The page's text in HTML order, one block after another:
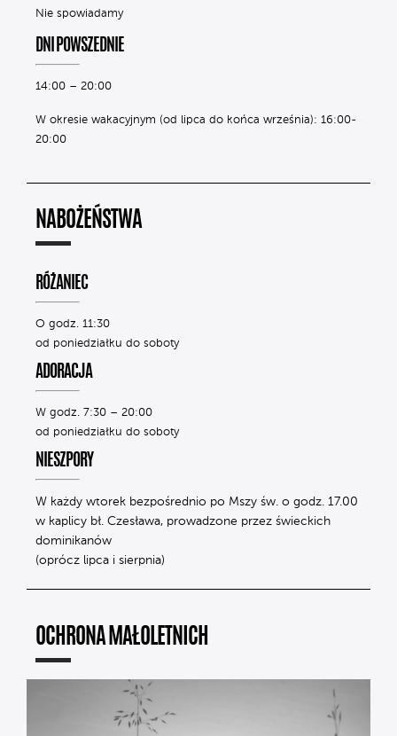
Nie spowiadamy
DNI POWSZEDNIE
14:00 – 20:00
W okresie wakacyjnym (od lipca do końca września): 16:00-
20:00
NABOŻEŃSTWA
RÓŻANIEC
O godz. 11:30
od poniedziałku do soboty
ADORACJA
W godz. 7:30 – 20:00
od poniedziałku do soboty
NIESZPORY
W każdy wtorek bezpośrednio po Mszy św. o godz. 17.00
w kaplicy bł. Czesława, prowadzone przez świeckich
dominikanów
(oprócz lipca i sierpnia)
OCHRONA MAŁOLETNICH